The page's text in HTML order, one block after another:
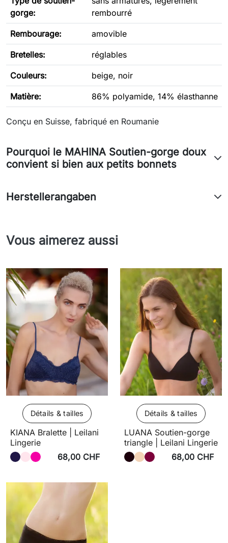
gorge:
rembourré
Rembourage: amovible
Bretelles: réglables
Couleurs: beige, noir
Matière: 86% polyamide, 14% élasthanne
Conçu en Suisse, fabriqué en Roumanie
Pourquoi le MAHINA Soutien-gorge doux
convient si bien aux petits bonnets
Herstellerangaben
Vous aimerez aussi
Détails & tailles
KIANA Bralette | Leilani
Lingerie
68,00 CHF
Détails & tailles
LUANA Soutien-gorge
triangle | Leilani Lingerie
68,00 CHF